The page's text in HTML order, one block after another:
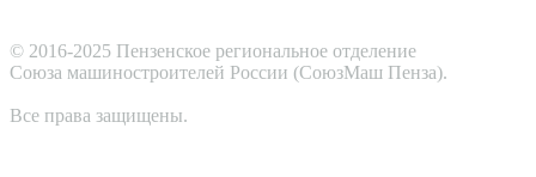
© 2016-2025 Пензенское региональное отделение
Cоюза машиностроителей России (СоюзМаш Пенза).
Все права защищены.